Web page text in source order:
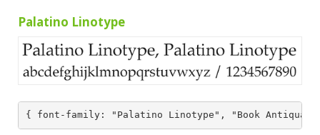
Palatino Linotype
{ font-family: "Palatino Linotype", "Book